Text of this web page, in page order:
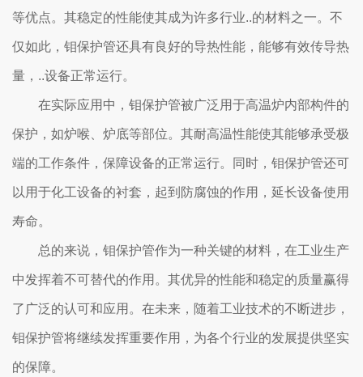
等优点。其稳定的性能使其成为许多行业..的材料之一。不
仅如此，钼保护管还具有良好的导热性能，能够有效传导热
量，..设备正常运行。
在实际应用中，钼保护管被广泛用于高温炉内部构件的
保护，如炉喉、炉底等部位。其耐高温性能使其能够承受极
端的工作条件，保障设备的正常运行。同时，钼保护管还可
以用于化工设备的衬套，起到防腐蚀的作用，延长设备使用
寿命。
总的来说，钼保护管作为一种关键的材料，在工业生产
中发挥着不可替代的作用。其优异的性能和稳定的质量赢得
了广泛的认可和应用。在未来，随着工业技术的不断进步，
钼保护管将继续发挥重要作用，为各个行业的发展提供坚实
的保障。